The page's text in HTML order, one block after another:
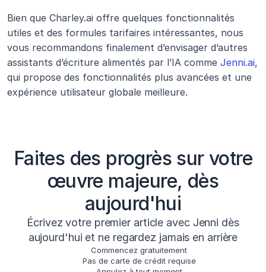
Bien que Charley.ai offre quelques fonctionnalités
utiles et des formules tarifaires intéressantes, nous
vous recommandons finalement d’envisager d’autres
assistants d’écriture alimentés par l’IA comme Jenni.ai,
qui propose des fonctionnalités plus avancées et une
expérience utilisateur globale meilleure.
Faites des progrès sur votre
œuvre majeure, dès
aujourd'hui
Écrivez votre premier article avec Jenni dès
aujourd'hui et ne regardez jamais en arrière
Commencez gratuitement
Pas de carte de crédit requise